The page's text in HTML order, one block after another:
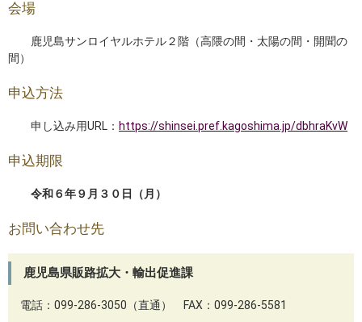
会場
鹿児島サンロイヤルホテル２階（高隈の間・太陽の間・開聞の
間）
申込方法
申し込み用URL： https://shinsei.pref.kagoshima.jp/dbhraKvW
申込期限
令和６年９月３０日（月）
お問い合わせ先
鹿児島県販路拡大・輸出促進課
電話：099-286-3050（直通） FAX：099-286-5581